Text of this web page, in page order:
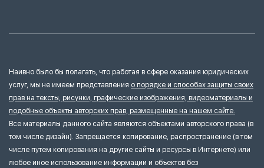
Наивно было бы полагать, что работая в сфере оказания юридических
услуг, мы не имеем представления о порядке и способах защиты своих
прав на тексты, рисунки, графические изображения, видеоматериалы и
подобные объекты авторских прав, размещенные на нашем сайте.
Все материалы данного сайта являются объектами авторского права (в
том числе дизайн). Запрещается копирование, распространение (в том
числе путем копирования на другие сайты и ресурсы в Интернете) или
любое иное использование информации и объектов без